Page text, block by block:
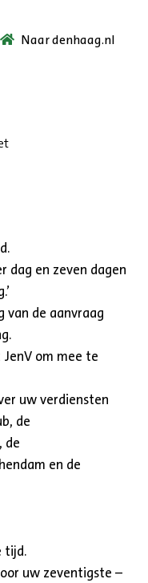
Naar denhaag.nl
dag en zeven dagen
van de aanvraag
om mee te
uw verdiensten
de
de
en de
tijd.
uw zeventigste –